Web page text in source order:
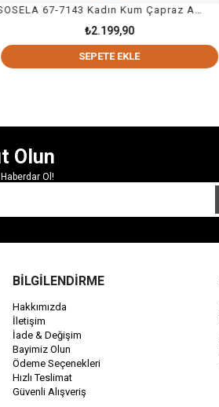
SOSELA 67-7143 Kadın Kum Çapraz Askılı Çanta
EKLE
Olun
Ol!
BİLGİLENDİRME
Hakkımızda
İletişim
İade & Değişim
Bayimiz Olun
Ödeme Seçenekleri
Hızlı Teslimat
Güvenli Alışveriş